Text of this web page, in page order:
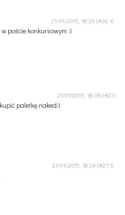
21/01/2015, 18:29
poście konkursowym :)
21/01/2015, 18:08
paletkę naked;)
21/01/2015, 18:29